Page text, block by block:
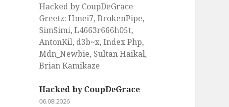
Hacked by CoupDeGrace
Greetz: Hmei7, BrokenPipe,
SimSimi, L4663r666h05t,
AntonKil, d3b~x, Index Php,
Mdn_Newbie, Sultan Haikal,
Brian Kamikaze
Hacked by CoupDeGrace
06.08.2026